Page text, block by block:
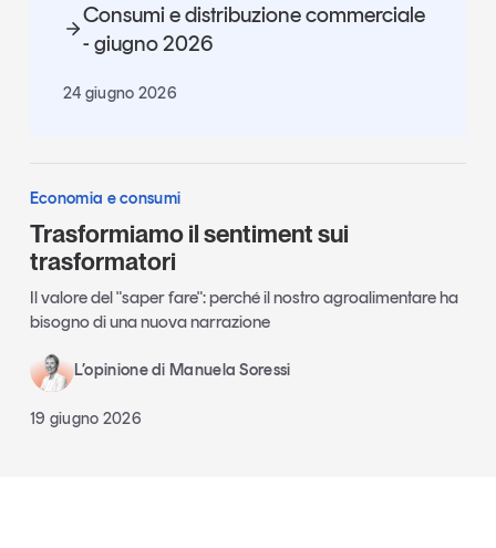
Consumi e distribuzione commerciale
- giugno 2026
24 giugno 2026
Economia e consumi
Trasformiamo il sentiment sui
trasformatori
Il valore del "saper fare": perché il nostro agroalimentare ha
bisogno di una nuova narrazione
L’opinione di Manuela Soressi
19 giugno 2026